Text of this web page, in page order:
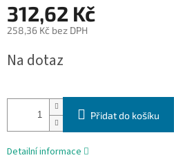
312,62 Kč
258,36 Kč bez DPH
cena:
Na dotaz
Přidat do košíku
Detailní informace